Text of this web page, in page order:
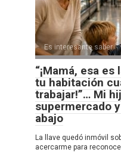
Es interesante saber
“¡Mamá, esa
tu habitación
trabajar!”… Mi
supermercado
abajo
La llave quedó inmóvil
acercarme para